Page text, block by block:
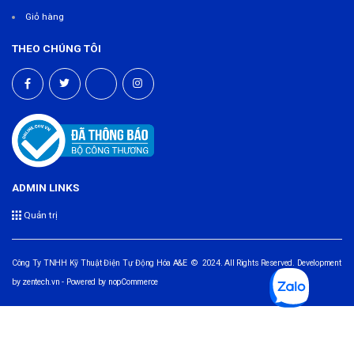
Giỏ hàng
THEO CHÚNG TÔI
ADMIN LINKS
Quản trị
Công Ty TNHH Kỹ Thuật Điện Tự Động Hóa A&E © 2024. All Rights Reserved. Development
by zentech.vn - Powered by nopCommerce